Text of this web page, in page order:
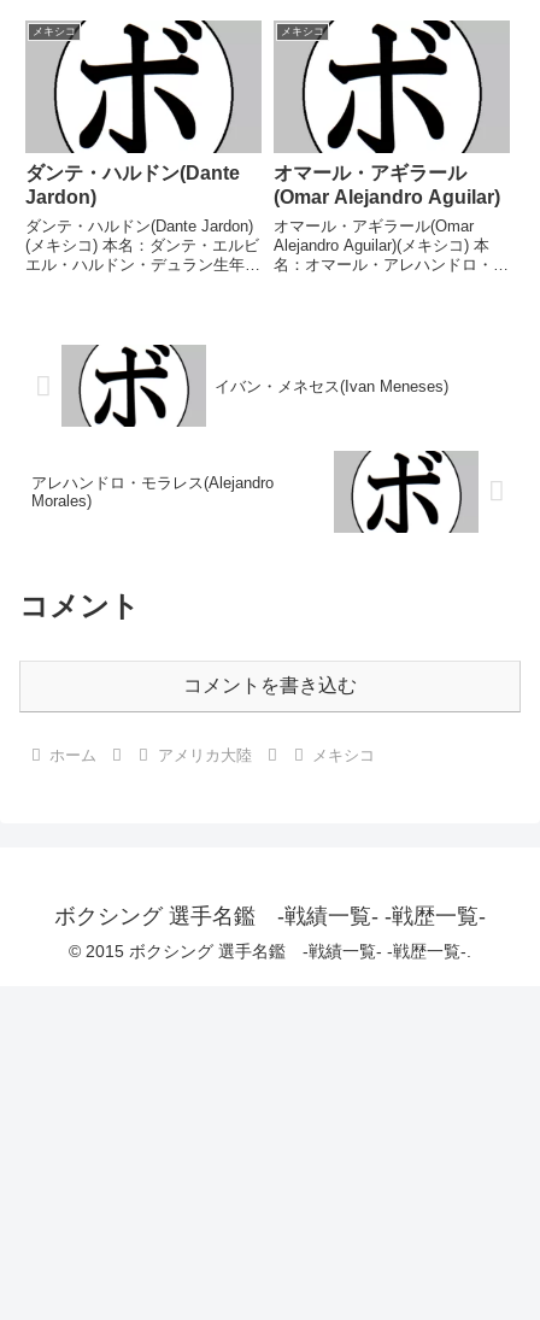
戦績：46戦33勝(23KO)11敗2
分 【獲得タイトル】メキシコミ
ニマム級王座メキシコミニマム...
国籍：メキシコ戦績：21戦19勝
(10KO)1敗1分 【獲得タイトル】
ABF西アメリカスーパーバンタム
級王...
メキシコ
ダンテ・ハルドン(Dante
Jardon)
ダンテ・ハルドン(Dante Jardon)
(メキシコ) 本名：ダンテ・エルビ
エル・ハルドン・デュラン生年月
ーナショナルライト級シルバー
メキシコ
オマール・アギラール
(Omar Alejandro Aguilar)
オマール・アギラール(Omar
Alejandro Aguilar)(メキシコ) 本
名：オマール・アレハンドロ・ア
イバン・メネセス(Ivan Meneses)
アレハンドロ・モラレス(Alejandro
Morales)
コメント
コメントを書き込む
ホーム アメリカ大陸 メキシコ
ボクシング 選手名鑑 -戦績一覧- -戦歴一覧-
© 2015 ボクシング 選手名鑑 -戦績一覧- -戦歴一覧-.